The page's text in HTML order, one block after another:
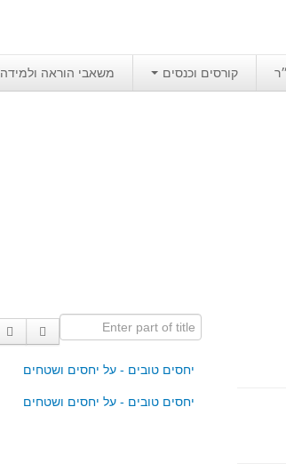
קורסים וכנסים משאבי הוראה ולמידה
Enter part of title
יחסים טובים - על יחסים ושטחים
יחסים טובים - על יחסים ושטחים